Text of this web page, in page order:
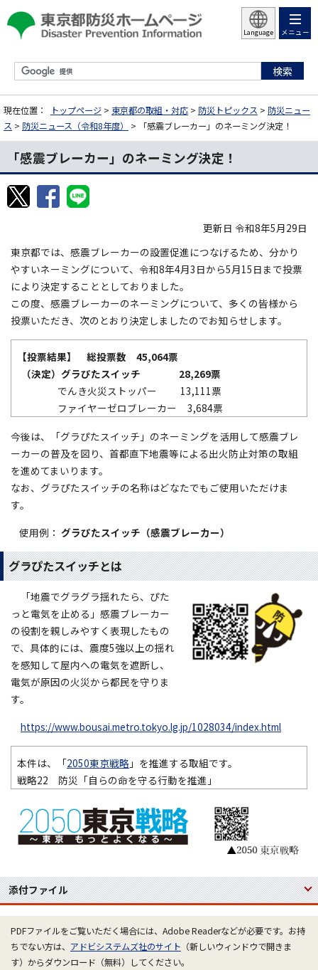
Language メニュー
現在位置： トップページ > 東京都の取組・対応 > 防災トピックス > 防災ニュー
ス > 防災ニュース（令和8年度） > 「感震ブレーカー」のネーミング決定！
「感震ブレーカー」のネーミング決定！
更新日 令和8年5月29日
東京都では、感震ブレーカーの設置促進につなげるため、分かり
やすいネーミングについて、令和8年4月3日から5月15日まで投票
により決定することとしておりました。
この度、感震ブレーカーのネーミングについて、多くの皆様から
投票いただき、次のとおり決定しましたのでお知らせします。
【投票結果】 総投票数 45,064票
（決定）グラぴたスイッチ 28,269票
でんき火災ストッパー 13,111票
ファイヤーゼロブレーカー 3,684票
今後は、「グラぴたスイッチ」のネーミングを活用して感震ブレ
ーカーの普及を図り、首都直下地震等による出火防止対策の取組
を進めてまいります。
なお、グラぴたスイッチの名称はどなたでもご使用いただけま
す。
使用例： グラぴたスイッチ（感震ブレーカー）
グラぴたスイッチとは
「地震でグラグラ揺れたら、ぴた
っと電気を止める」感震ブレーカー
の役割を親しみやすく表現したもの
で、具体的には、震度5強以上の揺れ
を感知して屋内への電気を遮断し、
電気が原因の火災から都民を守りま
す。
https://www.bousai.metro.tokyo.lg.jp/1028034/index.html
本件は、「2050東京戦略 」を推進する取組です。
戦略22 防災「自らの命を守る行動を推進」
添付ファイル
PDFファイルをご覧いただく場合には、Adobe Readerなどが必要です。お持
ちでない方は、 アドビシステムズ社のサイト （新しいウィンドウで開きま
す）からダウンロード（無料）してください。